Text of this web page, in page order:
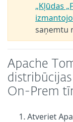
„Kļūdas
saņemtu
Apache
distribūcijas
On-Prem
Atveriet